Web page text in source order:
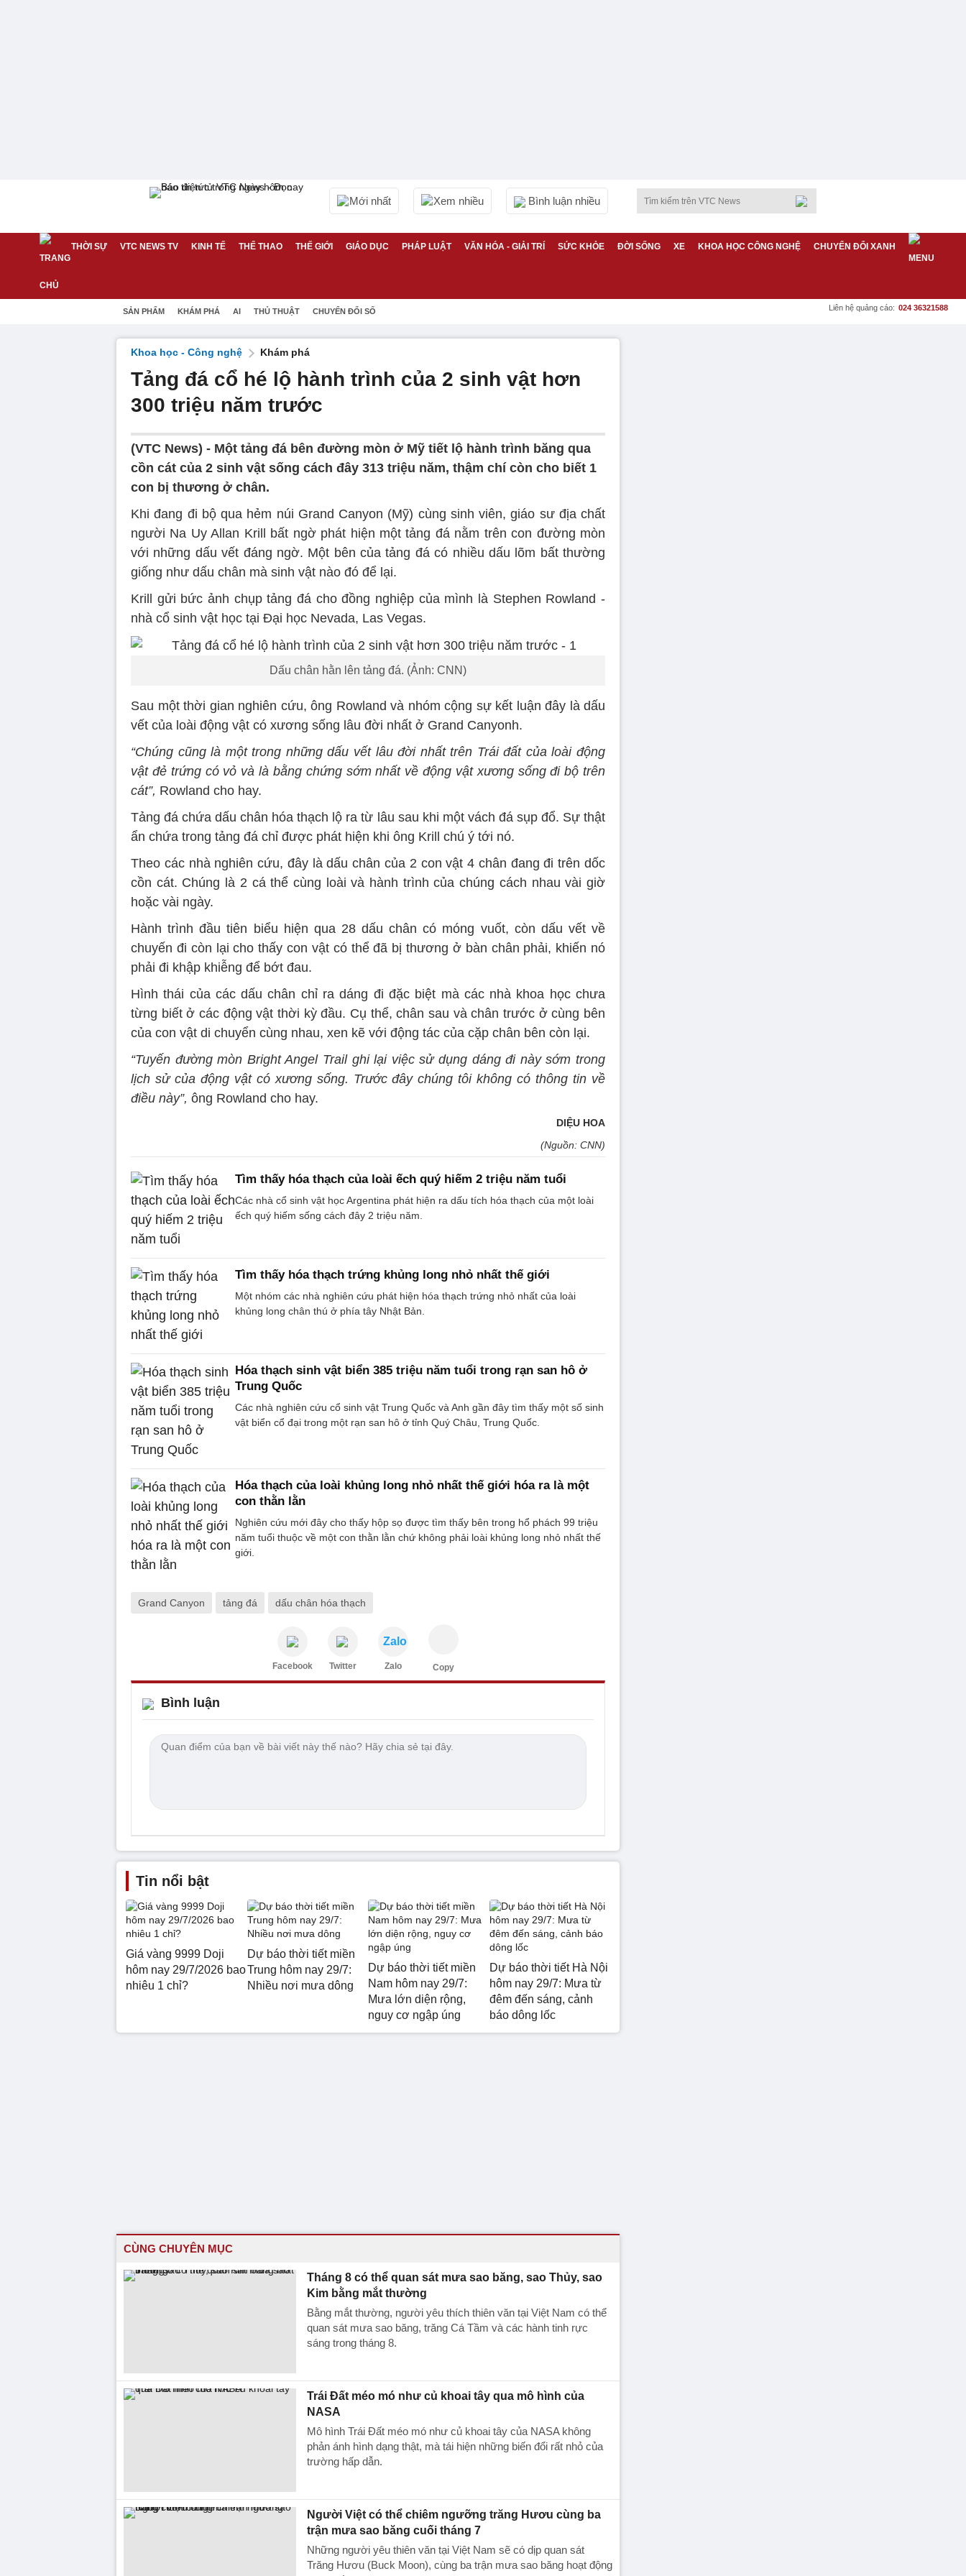
Mới nhất Xem nhiều Bình luận nhiều
THỜI SỰ VTC NEWS TV KINH TẾ THỂ THAO THẾ GIỚI GIÁO DỤC PHÁP LUẬT VĂN HÓA - GIẢI TRÍ SỨC KHỎE ĐỜI SỐNG XE KHOA HỌC CÔNG NGHỆ CHUYỂN ĐỔI XANH
SẢN PHẨM KHÁM PHÁ AI THỦ THUẬT CHUYỂN ĐỔI SỐ Liên hệ quảng cáo: 024 36321588
Khoa học - Công nghệ Khám phá
Tảng đá cổ hé lộ hành trình của 2 sinh vật hơn
300 triệu năm trước
(VTC News) - Một tảng đá bên đường mòn ở Mỹ tiết lộ hành trình băng qua
cồn cát của 2 sinh vật sống cách đây 313 triệu năm, thậm chí còn cho biết 1
con bị thương ở chân.
Khi đang đi bộ qua hẻm núi Grand Canyon (Mỹ) cùng sinh viên, giáo sư địa chất
người Na Uy Allan Krill bất ngờ phát hiện một tảng đá nằm trên con đường mòn
với những dấu vết đáng ngờ. Một bên của tảng đá có nhiều dấu lõm bất thường
giống như dấu chân mà sinh vật nào đó để lại.
Krill gửi bức ảnh chụp tảng đá cho đồng nghiệp của mình là Stephen Rowland -
nhà cổ sinh vật học tại Đại học Nevada, Las Vegas.
Dấu chân hằn lên tảng đá. (Ảnh: CNN)
Sau một thời gian nghiên cứu, ông Rowland và nhóm cộng sự kết luận đây là dấu
vết của loài động vật có xương sống lâu đời nhất ở Grand Canyonh.
“Chúng cũng là một trong những dấu vết lâu đời nhất trên Trái đất của loài động
vật đẻ trứng có vỏ và là bằng chứng sớm nhất về động vật xương sống đi bộ trên
cát”, Rowland cho hay.
Tảng đá chứa dấu chân hóa thạch lộ ra từ lâu sau khi một vách đá sụp đổ. Sự thật
ẩn chứa trong tảng đá chỉ được phát hiện khi ông Krill chú ý tới nó.
Theo các nhà nghiên cứu, đây là dấu chân của 2 con vật 4 chân đang đi trên dốc
cồn cát. Chúng là 2 cá thể cùng loài và hành trình của chúng cách nhau vài giờ
hoặc vài ngày.
Hành trình đầu tiên biểu hiện qua 28 dấu chân có móng vuốt, còn dấu vết về
chuyến đi còn lại cho thấy con vật có thể đã bị thương ở bàn chân phải, khiến nó
phải đi khập khiễng để bớt đau.
Hình thái của các dấu chân chỉ ra dáng đi đặc biệt mà các nhà khoa học chưa
từng biết ở các động vật thời kỳ đầu. Cụ thể, chân sau và chân trước ở cùng bên
của con vật di chuyển cùng nhau, xen kẽ với động tác của cặp chân bên còn lại.
“Tuyến đường mòn Bright Angel Trail ghi lại việc sử dụng dáng đi này sớm trong
lịch sử của động vật có xương sống. Trước đây chúng tôi không có thông tin về
điều này”, ông Rowland cho hay.
DIỆU HOA
(Nguồn: CNN)
Tìm thấy hóa thạch của loài ếch quý hiếm 2 triệu năm tuổi
Các nhà cổ sinh vật học Argentina phát hiện ra dấu tích hóa thạch của một loài
ếch quý hiếm sống cách đây 2 triệu năm.
Tìm thấy hóa thạch trứng khủng long nhỏ nhất thế giới
Một nhóm các nhà nghiên cứu phát hiện hóa thạch trứng nhỏ nhất của loài
khủng long chân thú ở phía tây Nhật Bản.
Hóa thạch sinh vật biển 385 triệu năm tuổi trong rạn san hô ở
Trung Quốc
Các nhà nghiên cứu cổ sinh vật Trung Quốc và Anh gần đây tìm thấy một số sinh
vật biển cổ đại trong một rạn san hô ở tỉnh Quý Châu, Trung Quốc.
Hóa thạch của loài khủng long nhỏ nhất thế giới hóa ra là một
con thằn lằn
Nghiên cứu mới đây cho thấy hộp sọ được tìm thấy bên trong hổ phách 99 triệu
năm tuổi thuộc về một con thằn lằn chứ không phải loài khủng long nhỏ nhất thế
giới.
Grand Canyon tảng đá dấu chân hóa thạch
Facebook Twitter
Zalo
Zalo Copy
Bình luận
Tin nổi bật
Giá vàng 9999 Doji
hôm nay 29/7/2026 bao
nhiêu 1 chỉ?
Dự báo thời tiết miền
Trung hôm nay 29/7:
Nhiều nơi mưa dông
Dự báo thời tiết miền
Nam hôm nay 29/7:
Mưa lớn diện rộng,
nguy cơ ngập úng
Dự báo thời tiết Hà Nội
hôm nay 29/7: Mưa từ
đêm đến sáng, cảnh
báo dông lốc
CÙNG CHUYÊN MỤC
Tháng 8 có thể quan sát mưa sao băng, sao Thủy, sao
Kim bằng mắt thường
Bằng mắt thường, người yêu thích thiên văn tại Việt Nam có thể
quan sát mưa sao băng, trăng Cá Tầm và các hành tinh rực
sáng trong tháng 8.
Trái Đất méo mó như củ khoai tây qua mô hình của
NASA
Mô hình Trái Đất méo mó như củ khoai tây của NASA không
phản ánh hình dạng thật, mà tái hiện những biến đổi rất nhỏ của
trường hấp dẫn.
Người Việt có thể chiêm ngưỡng trăng Hươu cùng ba
trận mưa sao băng cuối tháng 7
Những người yêu thiên văn tại Việt Nam sẽ có dịp quan sát
Trăng Hươu (Buck Moon), cùng ba trận mưa sao băng hoạt động